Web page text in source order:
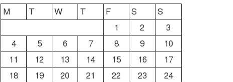
M
T W T F S
S
1
2
3
4
5 6 7 8 9
10
11
12 13 14 15 16
17
18
19 20 21 22 23
24